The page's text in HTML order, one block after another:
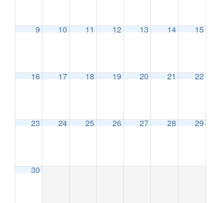
9 10 11 12 13 14 15
16 17 18 19 20 21 22
23 24 25 26 27 28 29
30